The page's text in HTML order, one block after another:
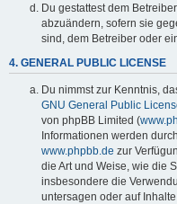
Du gestattest dem
abzuändern, sofern sie
sind, dem Betreiber oder
4. GENERAL PUBLIC LICENSE
Du nimmst zur Kenntnis,
GNU General Public
von phpBB Limited (
Informationen werden
www.phpbb.de zur
die Art und Weise, wie die
insbesondere die
untersagen oder auf